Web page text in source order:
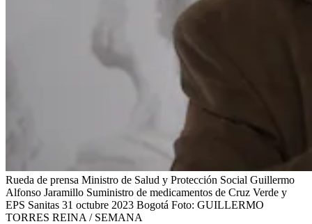
Rueda de prensa Ministro de Salud y Protección Social Guillermo
Alfonso Jaramillo Suministro de medicamentos de Cruz Verde y
EPS Sanitas 31 octubre 2023 Bogotá Foto: GUILLERMO
TORRES REINA / SEMANA